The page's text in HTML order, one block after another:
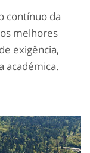
contínuo da
melhores
exigência,
académica.